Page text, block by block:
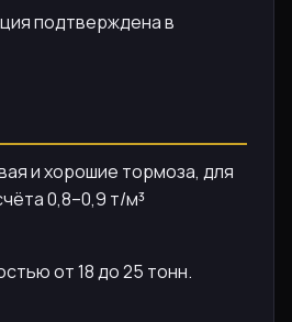
подтверждена в
и хорошие тормоза, для
0,8–0,9 т/м³
от 18 до 25 тонн.